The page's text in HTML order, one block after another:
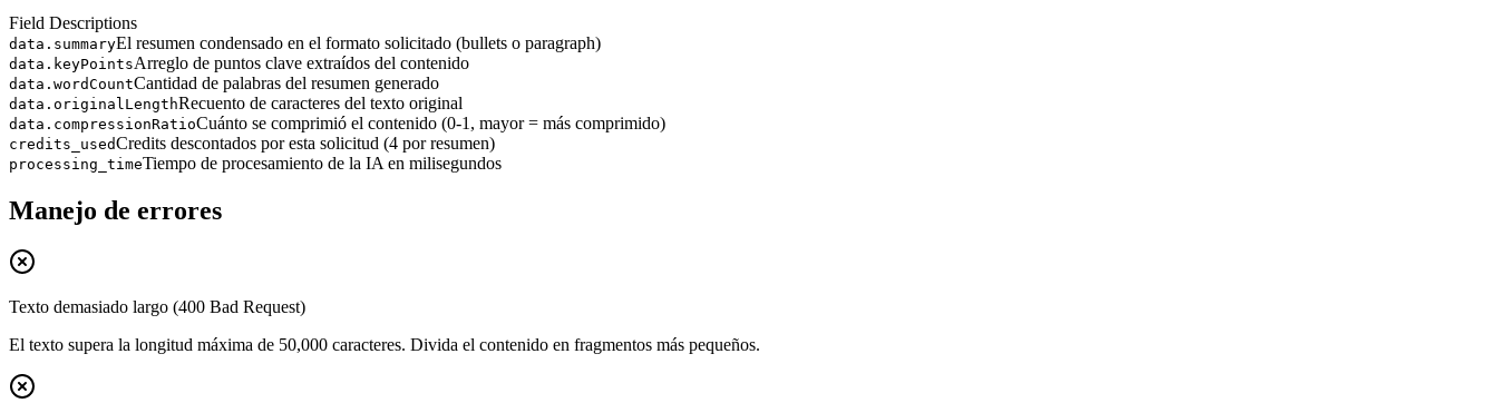
Field Descriptions
data.summaryEl resumen condensado en el formato solicitado (bullets o paragraph)
data.keyPointsArreglo de puntos clave extraídos del contenido
data.wordCountCantidad de palabras del resumen generado
data.originalLengthRecuento de caracteres del texto original
data.compressionRatioCuánto se comprimió el contenido (0-1, mayor = más comprimido)
credits_usedCredits descontados por esta solicitud (4 por resumen)
processing_timeTiempo de procesamiento de la IA en milisegundos
Manejo de errores
Texto demasiado largo (400 Bad Request)
El texto supera la longitud máxima de 50,000 caracteres. Divida el contenido en fragmentos más pequeños.